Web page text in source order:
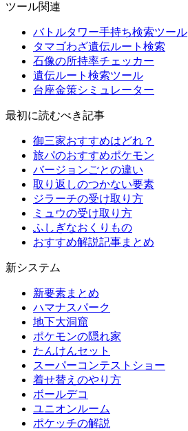
ツール関連
バトルタワー手持ち検索ツール
タマゴわざ遺伝ルート検索
石像の所持率チェッカー
遺伝ルート検索ツール
台座金策シミュレーター
最初に読むべき記事
御三家おすすめはどれ？
旅パのおすすめポケモン
バージョンごとの違い
取り返しのつかない要素
ジラーチの受け取り方
ミュウの受け取り方
ふしぎなおくりもの
おすすめ解説記事まとめ
新システム
新要素まとめ
ハマナスパーク
地下大洞窟
ポケモンの隠れ家
たんけんセット
スーパーコンテストショー
着せ替えのやり方
ボールデコ
ユニオンルーム
ポケッチの解説